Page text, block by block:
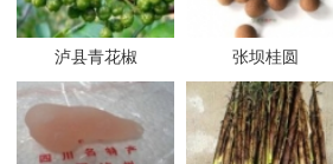
泸县青花椒 张坝桂圆